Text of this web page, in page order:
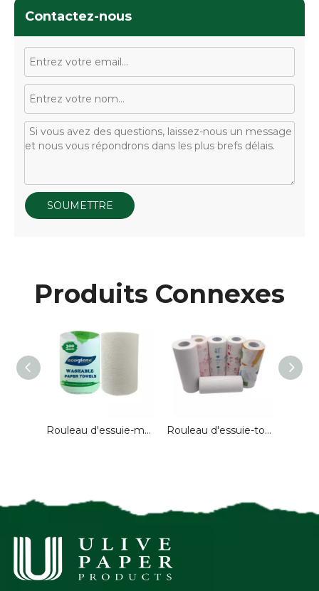
Contactez-nous
SOUMETTRE
Produits Connexes
Rouleau d'essuie-mains en papier de cuisine jetable Extra absorbant, 1 pli, rouleaux d'essuie-mains en relief commerciaux pour usage domestique et de bureau Rouleau d'essuie-tout de cuisine à 2 épaisseurs imprimé personnalisé, essuie-tout de qualité supérieure pour la cuisine